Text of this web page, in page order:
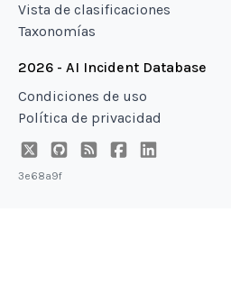
Vista de clasificaciones
Taxonomías
2026 - AI Incident Database
Condiciones de uso
Política de privacidad
3e68a9f